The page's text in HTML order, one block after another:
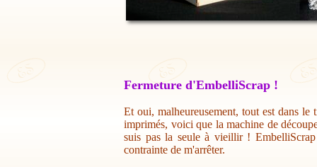
Fermeture d'EmbelliScrap !
Et oui, malheureusement, tout est dans
imprimés, voici que la machine de
suis pas la seule à vieillir !
contrainte de m'arrêter.